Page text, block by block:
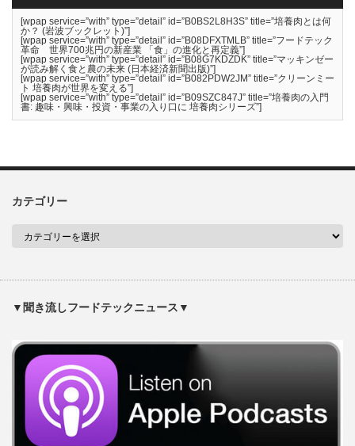
[wpap service=”with” type=”detail” id=”B0BS2L8H3S” title=”培養肉とは何
か？ (岩波ブックレット)”]
[wpap service=”with” type=”detail” id=”B08DFXTMLB” title=”フードテック
革命 世界700兆円の新産業 「食」の進化と再定義”]
[wpap service=”with” type=”detail” id=”B08G7KDZDK” title=”マッキンゼー
が読み解く食と農の未来 (日本経済新聞出版)”]
[wpap service=”with” type=”detail” id=”B082PDW2JM” title=”クリーンミー
ト 培養肉が世界を変える”]
[wpap service=”with” type=”detail” id=”B09SZC847J” title=”培養肉の入門
書: 趣味・興味・投資・事業の入り口に 培養肉シリーズ”]
カテゴリー
▼聞き流しフードテックニュース▼